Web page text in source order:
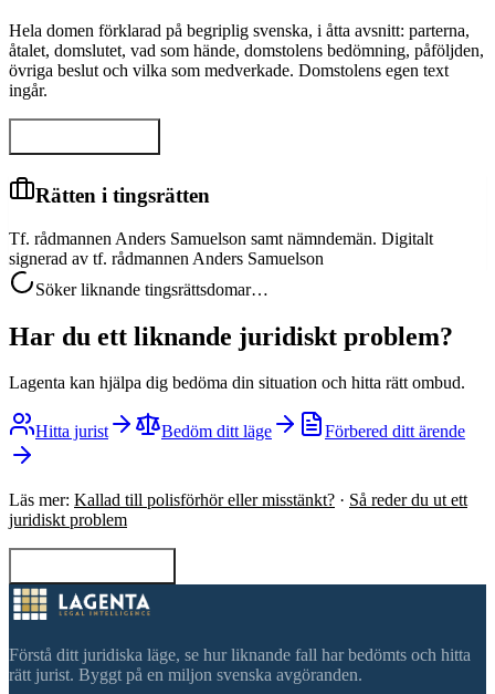
Hela domen förklarad på begriplig svenska, i åtta avsnitt: parterna,
åtalet, domslutet, vad som hände, domstolens bedömning, påföljden,
övriga beslut och vilka som medverkade. Domstolens egen text
ingår.
Rätten i tingsrätten
Tf. rådmannen Anders Samuelson samt nämndemän. Digitalt
signerad av tf. rådmannen Anders Samuelson
Söker liknande tingsrättsdomar…
Har du ett liknande juridiskt problem?
Lagenta kan hjälpa dig bedöma din situation och hitta rätt ombud.
Hitta jurist Bedöm ditt läge Förbered ditt ärende
Läs mer: Kallad till polisförhör eller misstänkt? · Så reder du ut ett
juridiskt problem
Förstå ditt juridiska läge, se hur liknande fall har bedömts och hitta
rätt jurist. Byggt på en miljon svenska avgöranden.